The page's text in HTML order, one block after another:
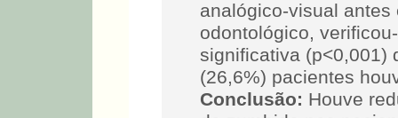
analógico-visual
odontológico,
significativa (p<0,001)
(26,6%) pacientes
Conclusão: Houve